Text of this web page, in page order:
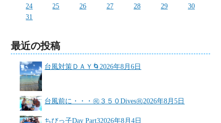
24
25 26 27 28 29
30
31
最近の投稿
台風対策ＤＡＹ🌀2026年8月6日
台風前に・・・㊗３５０Dives㊗2026年8月5日
ちびっ子Day Part32026年8月4日